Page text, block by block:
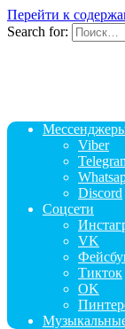
Перейти к
Search for:
Viber
Discord
Соцсети
VK
Тикток
OK